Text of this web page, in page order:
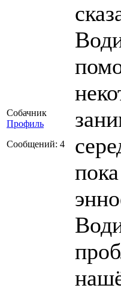
Собачник
Профиль
Сообщений: 4